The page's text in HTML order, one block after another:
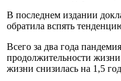
В последнем издании
обратила вспять
Всего за два года
продолжительности жизни
жизни снизилась на 1,5